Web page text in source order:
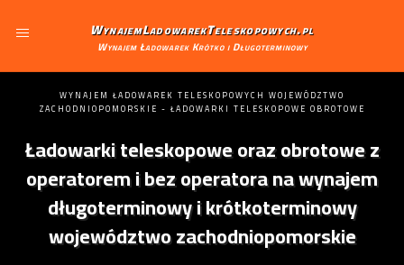
WynajemLadowarekTeleskopowych.pl
Wynajem Ładowarek Krótko i Długoterminowy
WYNAJEM ŁADOWAREK TELESKOPOWYCH WOJEWÓDZTWO
ZACHODNIOPOMORSKIE - ŁADOWARKI TELESKOPOWE OBROTOWE
Ładowarki teleskopowe oraz obrotowe z
operatorem i bez operatora na wynajem
długoterminowy i krótkoterminowy
województwo zachodniopomorskie